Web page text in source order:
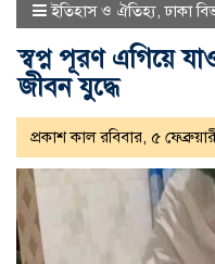
ইতিহাস ও ঐতিহ্য,ঢাকা
স্বপ্ন পূরণ এগিয়ে
জীবন যুদ্ধে
প্রকাশ কাল রবিবার, ৫